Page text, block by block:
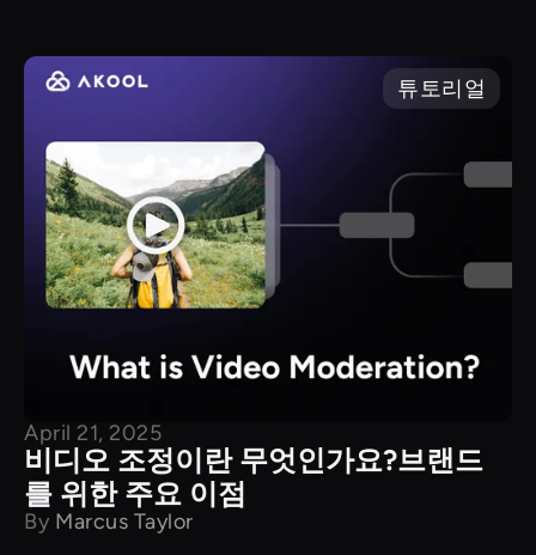
튜토리얼
April 21, 2025
비디오 조정이란 무엇인가요?브랜드
를 위한 주요 이점
By Marcus Taylor